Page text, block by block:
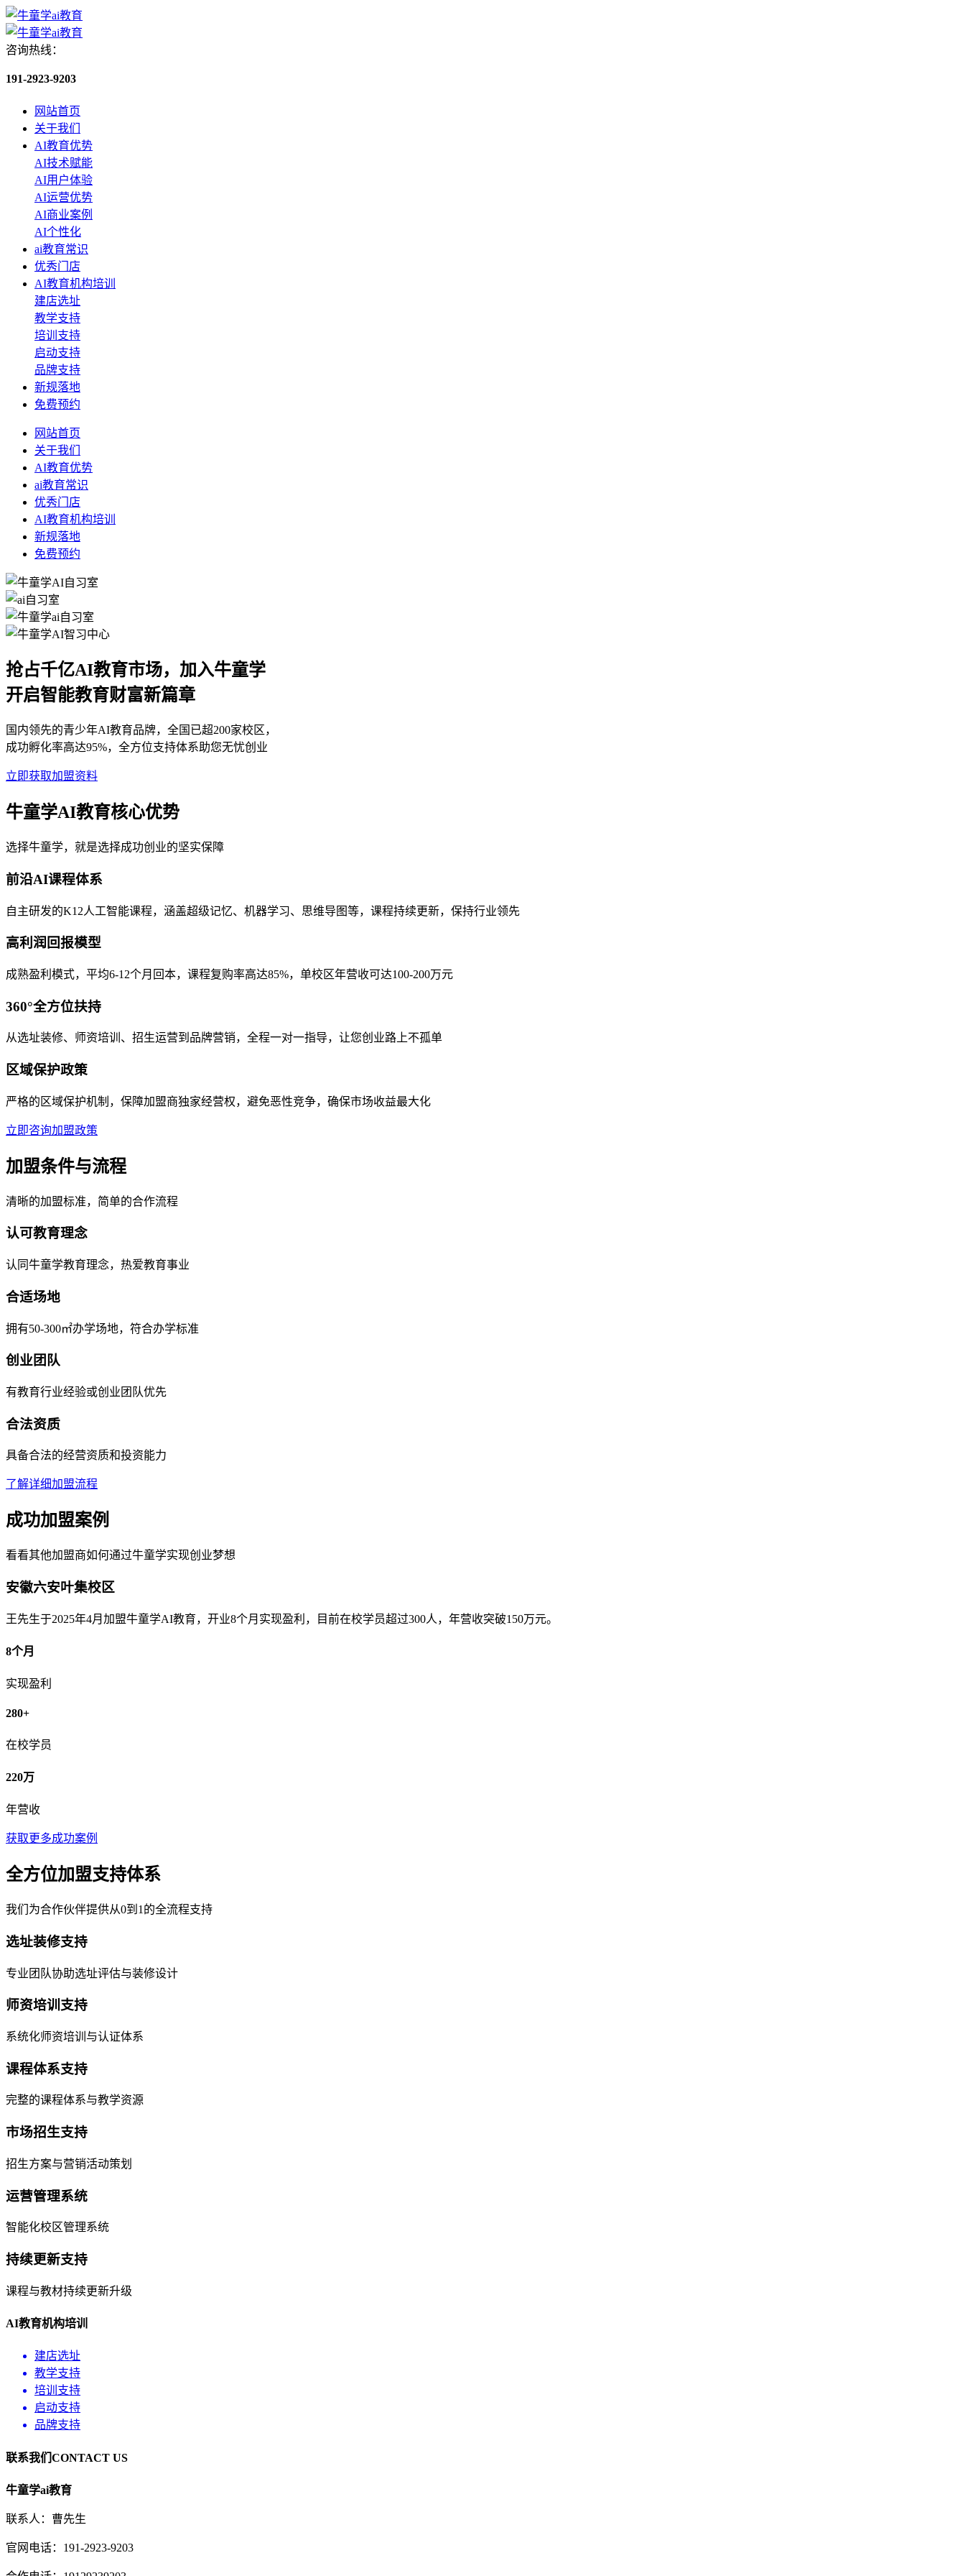
咨询热线：
191-2923-9203
网站首页
关于我们
AI教育优势
AI技术赋能
AI用户体验
AI运营优势
AI商业案例
AI个性化
ai教育常识
优秀门店
AI教育机构培训
建店选址
教学支持
培训支持
启动支持
品牌支持
新规落地
免费预约
网站首页
关于我们
AI教育优势
ai教育常识
优秀门店
AI教育机构培训
新规落地
免费预约
抢占千亿AI教育市场，加入牛童学
开启智能教育财富新篇章
国内领先的青少年AI教育品牌，全国已超200家校区，
成功孵化率高达95%，全方位支持体系助您无忧创业
立即获取加盟资料
牛童学AI教育核心优势
选择牛童学，就是选择成功创业的坚实保障
前沿AI课程体系
自主研发的K12人工智能课程，涵盖超级记忆、机器学习、思维导图等，课程持续更新，保持行业领先
高利润回报模型
成熟盈利模式，平均6-12个月回本，课程复购率高达85%，单校区年营收可达100-200万元
360°全方位扶持
从选址装修、师资培训、招生运营到品牌营销，全程一对一指导，让您创业路上不孤单
区域保护政策
严格的区域保护机制，保障加盟商独家经营权，避免恶性竞争，确保市场收益最大化
立即咨询加盟政策
加盟条件与流程
清晰的加盟标准，简单的合作流程
认可教育理念
认同牛童学教育理念，热爱教育事业
合适场地
拥有50-300㎡办学场地，符合办学标准
创业团队
有教育行业经验或创业团队优先
合法资质
具备合法的经营资质和投资能力
了解详细加盟流程
成功加盟案例
看看其他加盟商如何通过牛童学实现创业梦想
安徽六安叶集校区
王先生于2025年4月加盟牛童学AI教育，开业8个月实现盈利，目前在校学员超过300人，年营收突破150万元。
8个月
实现盈利
280+
在校学员
220万
年营收
获取更多成功案例
全方位加盟支持体系
我们为合作伙伴提供从0到1的全流程支持
选址装修支持
专业团队协助选址评估与装修设计
师资培训支持
系统化师资培训与认证体系
课程体系支持
完整的课程体系与教学资源
市场招生支持
招生方案与营销活动策划
运营管理系统
智能化校区管理系统
持续更新支持
课程与教材持续更新升级
AI教育机构培训
建店选址
教学支持
培训支持
启动支持
品牌支持
联系我们 CONTACT US
牛童学ai教育
联系人：曹先生
官网电话：191-2923-9203